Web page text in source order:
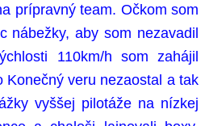
prípravný team. Očkom som
nábežky, aby som nezavadil
110km/h som zahájil
Konečný veru nezaostal a tak
vyššej pilotáže na nízkej